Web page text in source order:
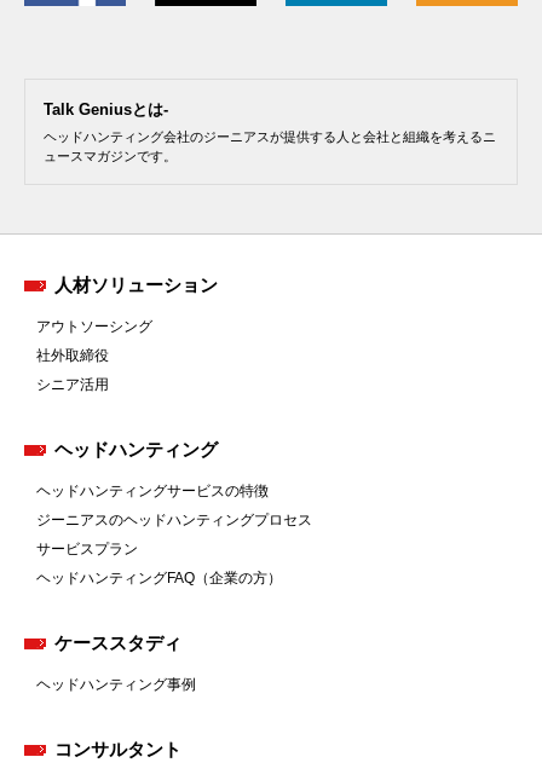
Talk Geniusとは-
ヘッドハンティング会社のジーニアスが提供する人と会社と組織を考えるニ
ュースマガジンです。
人材ソリューション
アウトソーシング
社外取締役
シニア活用
ヘッドハンティング
ヘッドハンティングサービスの特徴
ジーニアスのヘッドハンティングプロセス
サービスプラン
ヘッドハンティングFAQ（企業の方）
ケーススタディ
ヘッドハンティング事例
コンサルタント